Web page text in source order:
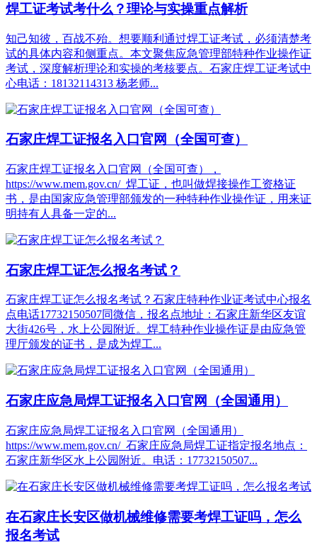
焊工证考试考什么？理论与实操重点解析
知己知彼，百战不殆。想要顺利通过焊工证考试，必须清楚考
试的具体内容和侧重点。本文聚焦应急管理部特种作业操作证
考试，深度解析理论和实操的考核要点。石家庄焊工证考试中
心电话：18132114313 杨老师...
石家庄焊工证报名入口官网（全国可查）
石家庄焊工证报名入口官网（全国可查），
https://www.mem.gov.cn/ 焊工证，也叫做焊接操作工资格证
书，是由国家应急管理部颁发的一种特种作业操作证，用来证
明持有人具备一定的...
石家庄焊工证怎么报名考试？
石家庄焊工证怎么报名考试？石家庄特种作业证考试中心报名
点电话17732150507同微信，报名点地址：石家庄新华区友谊
大街426号，水上公园附近。焊工特种作业操作证是由应急管
理厅颁发的证书，是成为焊工...
石家庄应急局焊工证报名入口官网（全国通用）
石家庄应急局焊工证报名入口官网（全国通用）
https://www.mem.gov.cn/ 石家庄应急局焊工证指定报名地点：
石家庄新华区水上公园附近。电话：17732150507...
在石家庄长安区做机械维修需要考焊工证吗，怎么
报名考试